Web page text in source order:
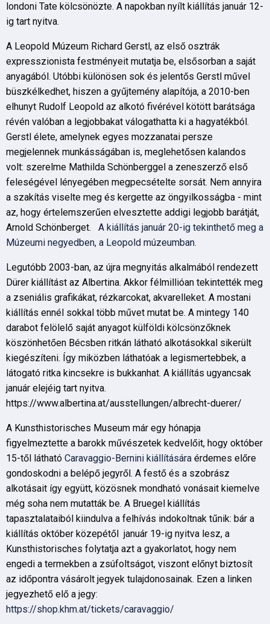
londoni Tate kölcsönözte. A napokban nyílt kiállítás január 12-
ig tart nyitva.
A Leopold Múzeum Richard Gerstl, az első osztrák
expresszionista festményeit mutatja be, elsősorban a saját
anyagából. Utóbbi különösen sok és jelentős Gerstl művel
büszkélkedhet, hiszen a gyűjtemény alapítója, a 2010-ben
elhunyt Rudolf Leopold az alkotó fivérével kötött barátsága
révén valóban a legjobbakat válogathatta ki a hagyatékból.
Gerstl élete, amelynek egyes mozzanatai persze
megjelennek munkásságában is, meglehetősen kalandos
volt: szerelme Mathilda Schönberggel a zeneszerző első
feleségével lényegében megpecsételte sorsát. Nem annyira
a szakítás viselte meg és kergette az öngyilkosságba - mint
az, hogy értelemszerűen elvesztette addigi legjobb barátját,
Arnold Schönberget. A kiállítás január 20-ig tekinthető meg a
Múzeumi negyedben, a Leopold múzeumban.
Legutóbb 2003-ban, az újra megnyitás alkalmából rendezett
Dürer kiállítást az Albertina. Akkor félmillióan tekintették meg
a zseniális grafikákat, rézkarcokat, akvarelleket. A mostani
kiállítás ennél sokkal több művet mutat be. A mintegy 140
darabot felölelő saját anyagot külföldi kölcsönzőknek
köszönhetően Bécsben ritkán látható alkotásokkal sikerült
kiegészíteni. Így miközben láthatóak a legismertebbek, a
látogató ritka kincsekre is bukkanhat. A kiállítás ugyancsak
január elejéig tart nyitva.
https://www.albertina.at/ausstellungen/albrecht-duerer/
A Kunsthistorisches Museum már egy hónapja
figyelmeztette a barokk művészetek kedvelőit, hogy október
15-től látható Caravaggio-Bernini kiállítására érdemes előre
gondoskodni a belépő jegyről. A festő és a szobrász
alkotásait így együtt, közösnek mondható vonásait kiemelve
még soha nem mutatták be. A Bruegel kiállítás
tapasztalataiból kiindulva a felhívás indokoltnak tűnik: bár a
kiállítás október közepétől január 19-ig nyitva lesz, a
Kunsthistorisches folytatja azt a gyakorlatot, hogy nem
engedi a termekben a zsúfoltságot, viszont előnyt biztosít
az időpontra vásárolt jegyek tulajdonosainak. Ezen a linken
jegyezhető elő a jegy:
https://shop.khm.at/tickets/caravaggio/